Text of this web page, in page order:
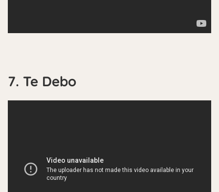
7. Te Debo